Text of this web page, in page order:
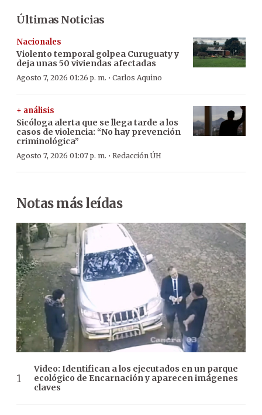
Últimas Noticias
Nacionales
Violento temporal golpea Curuguaty y
deja unas 50 viviendas afectadas
Agosto 7, 2026 01:26 p. m. · Carlos Aquino
+ análisis
Sicóloga alerta que se llega tarde a los
casos de violencia: “No hay prevención
criminológica”
Agosto 7, 2026 01:07 p. m. · Redacción ÚH
Notas más leídas
Video: Identifican a los ejecutados en un parque
ecológico de Encarnación y aparecen imágenes
claves